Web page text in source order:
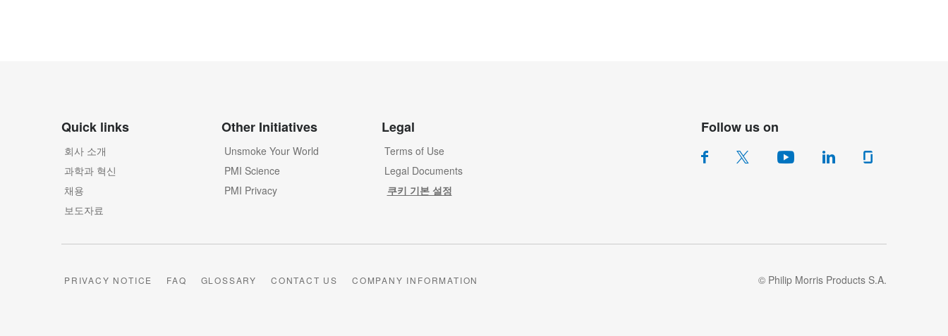
Quick links
회사 소개
과학과 혁신
채용
보도자료
Other Initiatives
Unsmoke Your World
PMI Science
PMI Privacy
Legal
Terms of Use
Legal Documents
쿠키 기본 설정
Follow us on
PRIVACY NOTICE FAQ GLOSSARY CONTACT US COMPANY INFORMATION © Philip Morris Products S.A.